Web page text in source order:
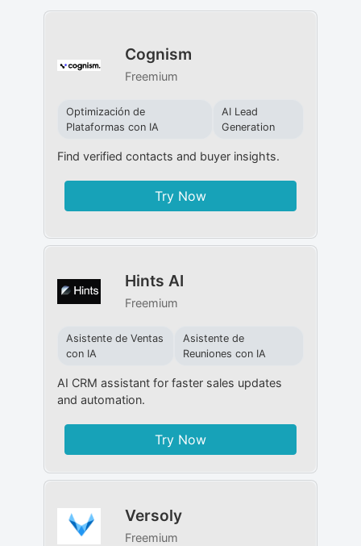
Cognism
Freemium
Optimización de
Plataformas con IA
AI Lead
Generation
Find verified contacts and buyer insights.
Try Now
Hints AI
Freemium
Asistente de Ventas
con IA
Asistente de
Reuniones con IA
AI CRM assistant for faster sales updates
and automation.
Try Now
Versoly
Freemium